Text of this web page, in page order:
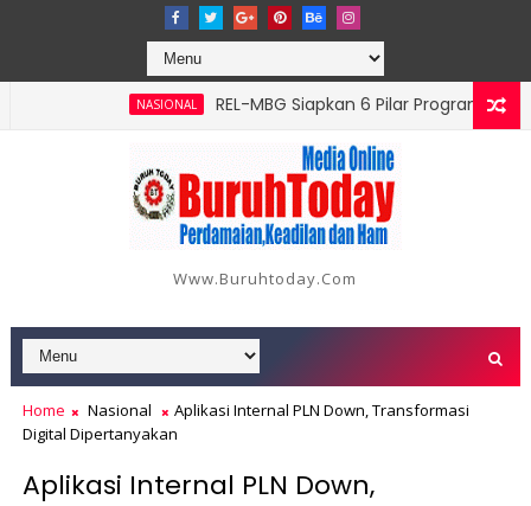
NASIONAL
‎REL-MBG Siapkan 6 Pilar Program Kerja,
Serangan, Hutama Karya Uji Coba Contraflow di KM 55 Tol
Www.buruhtoday.com
Home Nasional
Aplikasi Internal PLN Down, Transformasi
Digital Dipertanyakan
Aplikasi Internal PLN Down,